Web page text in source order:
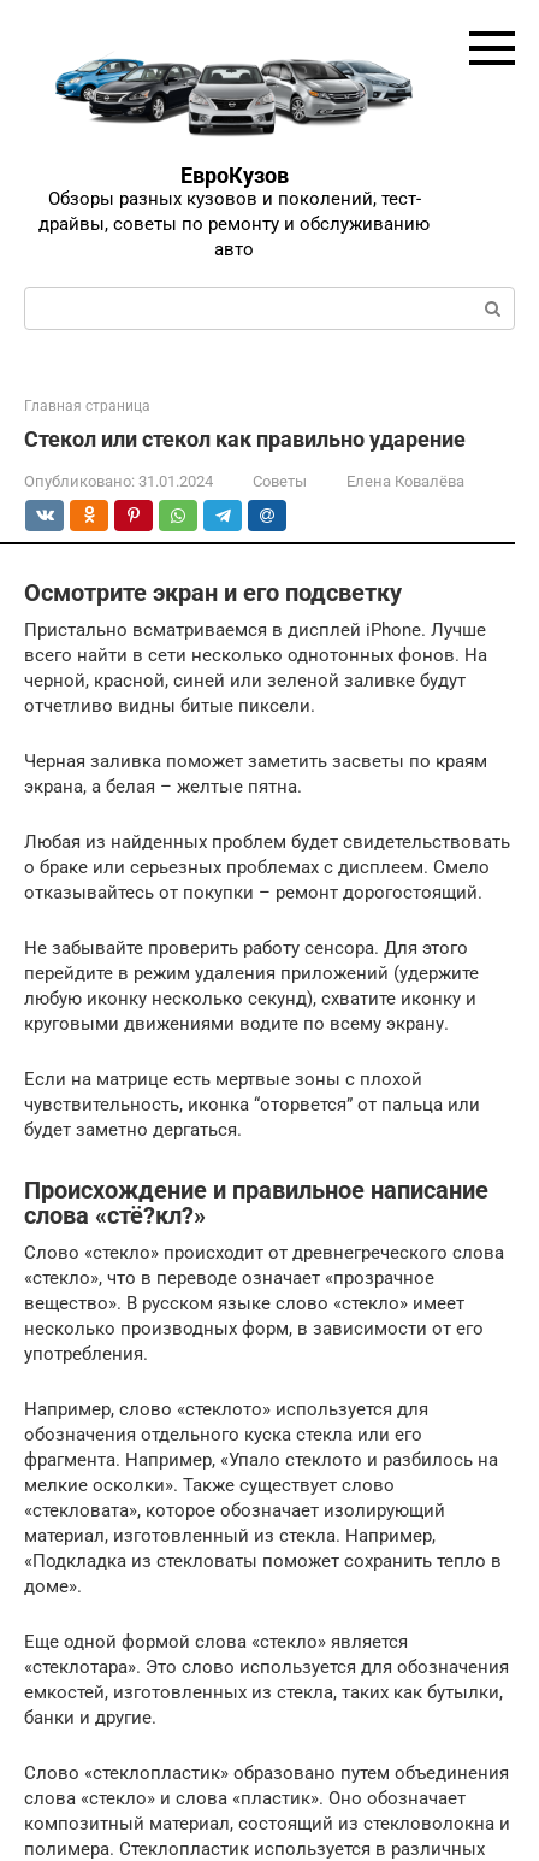
ЕвроКузов
Обзоры разных кузовов и поколений, тест-
драйвы, советы по ремонту и обслуживанию
авто
Поиск:
Главная страница
Стекол или стекол как правильно ударение
Опубликовано: 31.01.2024 Советы Елена Ковалёва
Осмотрите экран и его подсветку
Пристально всматриваемся в дисплей iPhone. Лучше
всего найти в сети несколько однотонных фонов. На
черной, красной, синей или зеленой заливке будут
отчетливо видны битые пиксели.
Черная заливка поможет заметить засветы по краям
экрана, а белая – желтые пятна.
Любая из найденных проблем будет свидетельствовать
о браке или серьезных проблемах с дисплеем. Смело
отказывайтесь от покупки – ремонт дорогостоящий.
Не забывайте проверить работу сенсора. Для этого
перейдите в режим удаления приложений (удержите
любую иконку несколько секунд), схватите иконку и
круговыми движениями водите по всему экрану.
Если на матрице есть мертвые зоны с плохой
чувствительность, иконка “оторвется” от пальца или
будет заметно дергаться.
Происхождение и правильное написание
слова «стё?кл?»
Слово «стекло» происходит от древнегреческого слова
«стекло», что в переводе означает «прозрачное
вещество». В русском языке слово «стекло» имеет
несколько производных форм, в зависимости от его
употребления.
Например, слово «стеклото» используется для
обозначения отдельного куска стекла или его
фрагмента. Например, «Упало стеклото и разбилось на
мелкие осколки». Также существует слово
«стекловата», которое обозначает изолирующий
материал, изготовленный из стекла. Например,
«Подкладка из стекловаты поможет сохранить тепло в
доме».
Еще одной формой слова «стекло» является
«стеклотара». Это слово используется для обозначения
емкостей, изготовленных из стекла, таких как бутылки,
банки и другие.
Слово «стеклопластик» образовано путем объединения
слова «стекло» и слова «пластик». Оно обозначает
композитный материал, состоящий из стекловолокна и
полимера. Стеклопластик используется в различных